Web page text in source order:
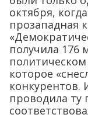
октября,
прозападная
получила 176
которое
конкурентов.
проводила ту